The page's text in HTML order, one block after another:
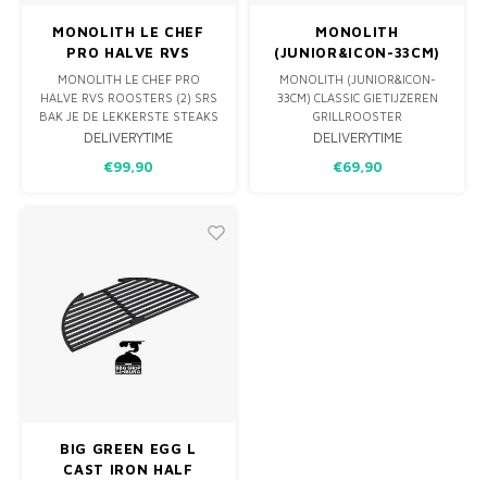
MONOLITH LE CHEF
PRO HALVE RVS
ROOSTERS (2) SRS
MONOLITH LE CHEF PRO
HALVE RVS ROOSTERS (2) SRS
BAK JE DE LEKKERSTE STEAKS
HET ROOSTER PAST PERFECT
ROOSTER SYSTEEM.
DELIVERYTIME
€99,90
MONOLITH
(JUNIOR&ICON-33CM)
CLASSIC GIETIJZEREN
GRILLROOSTER
MONOLITH (JUNIOR&ICON-
33CM) CLASSIC GIETIJZEREN
GRILLROOSTER
DELIVERYTIME
€69,90
BIG GREEN EGG L
CAST IRON HALF